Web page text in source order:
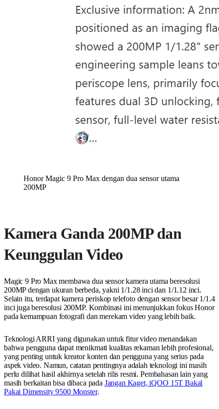
Honor Magic 9 Pro Max dengan dua sensor utama
200MP
Kamera Ganda 200MP dan
Keunggulan Video
Magic 9 Pro Max membawa dua sensor kamera utama beresolusi
200MP dengan ukuran berbeda, yakni 1/1.28 inci dan 1/1.12 inci.
Selain itu, terdapat kamera periskop telefoto dengan sensor besar 1/1.4
inci juga beresolusi 200MP. Kombinasi ini menunjukkan fokus Honor
pada kemampuan fotografi dan merekam video yang lebih baik.
Teknologi ARRI yang digunakan untuk fitur video menandakan
bahwa pengguna dapat menikmati kualitas rekaman lebih profesional,
yang penting untuk kreator konten dan pengguna yang serius pada
aspek video. Namun, catatan pentingnya adalah teknologi ini masih
perlu dilihat hasil akhirnya setelah rilis resmi. Pembahasan lain yang
masih berkaitan bisa dibaca pada Jangan Kaget, iQOO 15T Bakal
Pakai Dimensity 9500 Monster.